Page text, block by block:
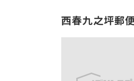
西春九之坪郵